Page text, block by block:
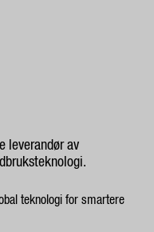
leverandør av
teknologi for smartere